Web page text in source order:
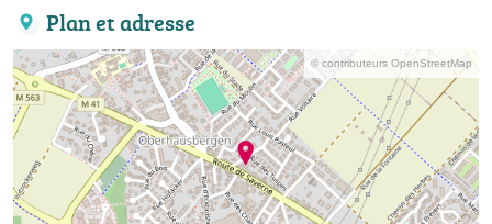
Plan et adresse
© contributeurs OpenStreetMap